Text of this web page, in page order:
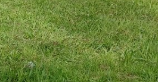
SPORTLICH